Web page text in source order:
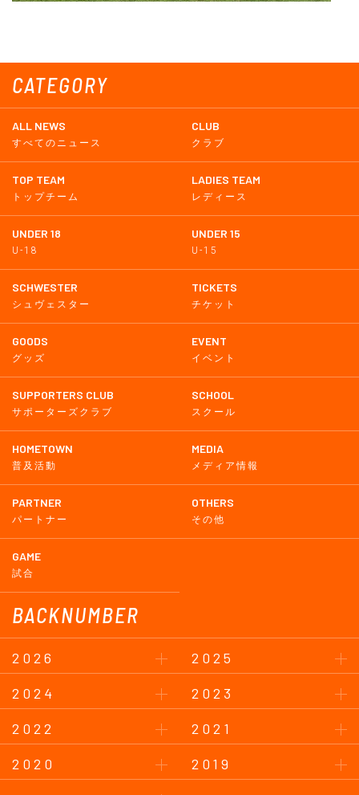
CATEGORY
ALL NEWS
すべてのニュース
CLUB
クラブ
TOP TEAM
トップチーム
LADIES TEAM
レディース
UNDER 18
U-18
UNDER 15
U-15
SCHWESTER
シュヴェスター
TICKETS
チケット
GOODS
グッズ
EVENT
イベント
SUPPORTERS CLUB
サポーターズクラブ
SCHOOL
スクール
HOMETOWN
普及活動
MEDIA
メディア情報
PARTNER
パートナー
OTHERS
その他
GAME
試合
BACKNUMBER
2026
2025
2024
2023
2022
2021
2020
2019